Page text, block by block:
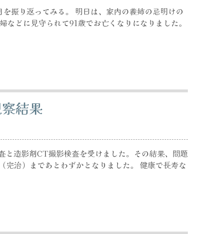
振り返ってみる。 明日は、家内の義姉の忌明けの
どに見守られて91歳でお亡くなりになりました。
結果
造影剤CT撮影検査を受けました。その結果、問題
治）まであとわずかとなりました。 健康で長寿な